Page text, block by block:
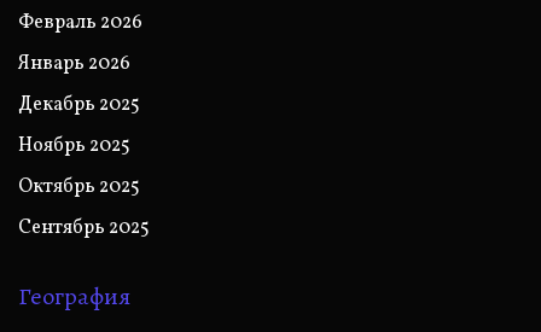
Февраль 2026
Январь 2026
Декабрь 2025
Ноябрь 2025
Октябрь 2025
Сентябрь 2025
География